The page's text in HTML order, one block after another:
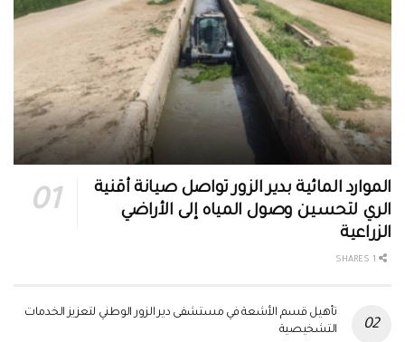
الموارد المائية بدير الزور تواصل صيانة أقنية
الري لتحسين وصول المياه إلى الأراضي
الزراعية
تأهيل قسم الأشعة في مستشفى دير الزور الوطني لتعزيز الخدمات
التشخيصية